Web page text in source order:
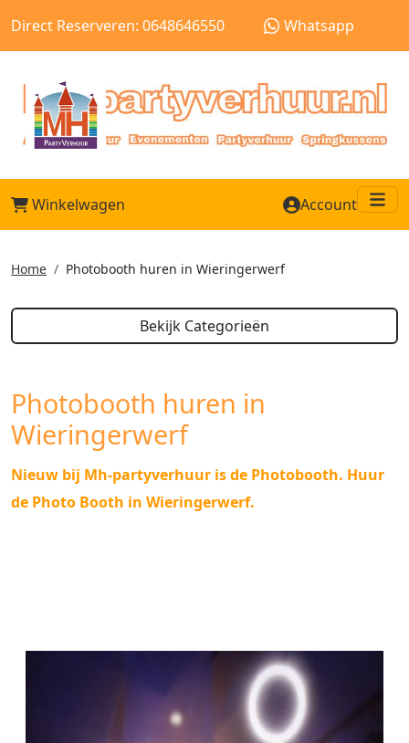
Direct Reserveren: 0648646550 Whatsapp
Winkelwagen Account
Home Photobooth huren in Wieringerwerf
Bekijk Categorieën
Photobooth huren in
Wieringerwerf
Nieuw bij Mh-partyverhuur is de Photobooth. Huur
de Photo Booth in Wieringerwerf.